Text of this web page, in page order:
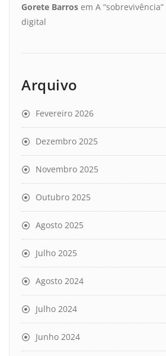
Gorete Barros em A
digital
Arquivo
Fevereiro 2026
Dezembro 2025
Novembro 2025
Outubro 2025
Agosto 2025
Julho 2025
Agosto 2024
Julho 2024
Junho 2024